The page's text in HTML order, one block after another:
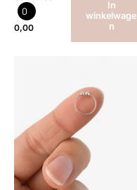
0
0,00
In
winkelwage
n